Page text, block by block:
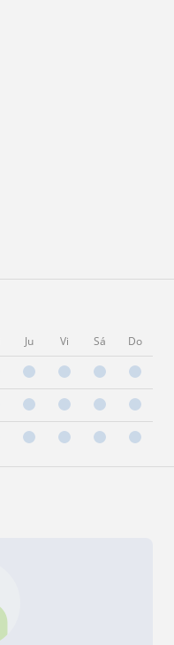
Ju Vi Sá Do